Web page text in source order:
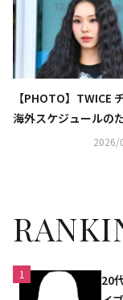
【PHOTO】TWICE
海外スケジュールの
2026/
1
20